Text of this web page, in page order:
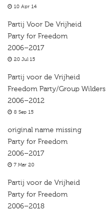
10 Apr 14
Partij Voor De Vrijheid
Party for Freedom
2006–2017
20 Jul 15
Partij voor de Vrijheid
Freedom Party/Group Wilders
2006–2012
8 Sep 15
original name missing
Party for Freedom
2006–2017
7 Mar 20
Partij voor de Vrijheid
Party for Freedom
2006–2018